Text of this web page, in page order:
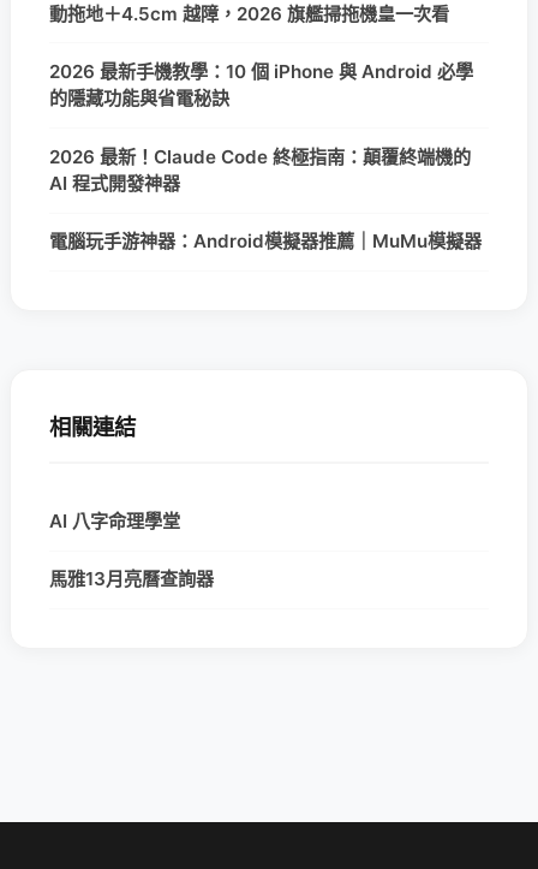
動拖地＋4.5cm 越障，2026 旗艦掃拖機皇一次看
2026 最新手機教學：10 個 iPhone 與 Android 必學
的隱藏功能與省電秘訣
2026 最新！Claude Code 終極指南：顛覆終端機的
AI 程式開發神器
電腦玩手游神器：Android模擬器推薦｜MuMu模擬器
相關連結
AI 八字命理學堂
馬雅13月亮曆查詢器